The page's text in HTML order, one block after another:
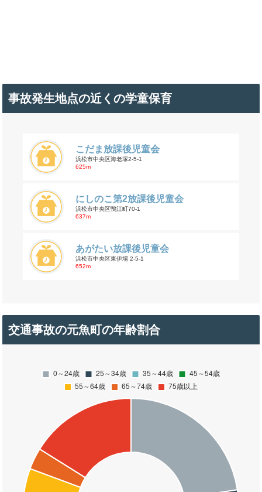
事故発生地点の近くの学童保育
こだま放課後児童会
浜松市中央区海老塚2-5-1
625m
にしのこ第2放課後児童会
浜松市中央区鴨江町70-1
637m
あがたい放課後児童会
浜松市中央区東伊場 2-5-1
652m
交通事故の元魚町の年齢割合